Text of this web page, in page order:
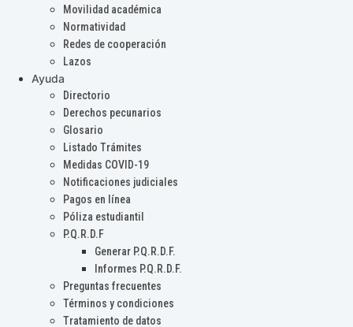
Movilidad académica
Normatividad
Redes de cooperación
Lazos
Ayuda
Directorio
Derechos pecunarios
Glosario
Listado Trámites
Medidas COVID-19
Notificaciones judiciales
Pagos en línea
Póliza estudiantil
P.Q.R.D.F
Generar P.Q.R.D.F.
Informes P.Q.R.D.F.
Preguntas frecuentes
Términos y condiciones
Tratamiento de datos